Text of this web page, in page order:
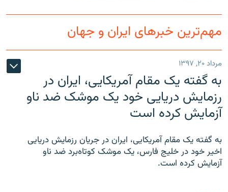
مهم‌ترین خبرهای ایران و جهان
مرداد ۲۰, ۱۳۹۷
به گفته یک مقام آمریکایی، ایران در
رزمایش دریایی خود یک موشک ضد ناو
آزمایش کرده است
به گفته یک مقام آمریکایی، ایران در جریان رزمایش دریایی
اخیر خود در خلیج فارس، یک موشک کوتاه‌برد ضد ناو
آزمایش کرده است.